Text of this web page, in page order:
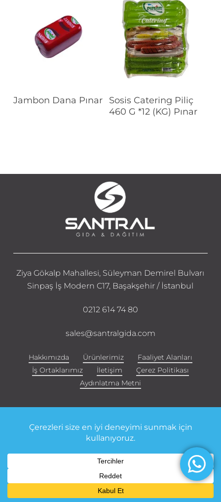
Devamını Oku
Jambon Dana Pınar Devamını Oku
Sosis Catering Piliç
460 G *12 (KG) Pınar
Ziya Gökalp Mahallesi, Süleyman Demirel Bulvarı
Sinpaş İş Modern C17, Başakşehir / İstanbul
0212 614 74 80
sales@santralgida.com
Hakkımızda Ürünlerimiz
Faaliyet Alanları
İş Ortaklarımız
İletişim
Çerez Politikası
Aydınlatma Metni